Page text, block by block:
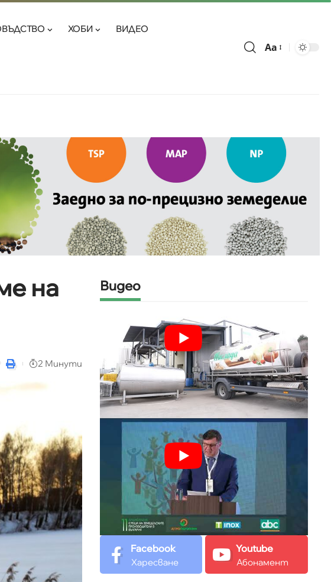
ХОБИ ВИДЕО
Aa
на
2 Минути
Видео
Facebook
Харесване
Youtube
Абонамент